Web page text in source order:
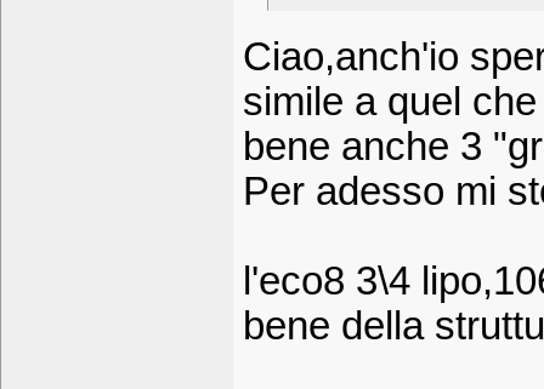
Ciao,anch'io
simile a quel
bene anche 3
Per adesso mi
l'eco8 3\4
bene della